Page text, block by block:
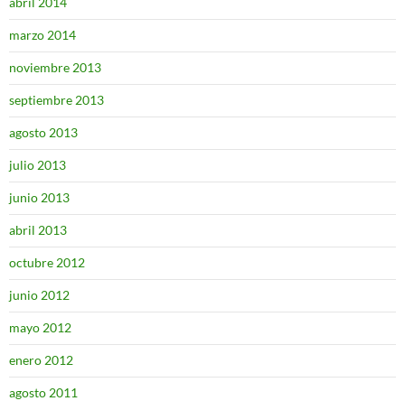
marzo 2014
noviembre 2013
septiembre 2013
agosto 2013
julio 2013
junio 2013
abril 2013
octubre 2012
junio 2012
mayo 2012
enero 2012
agosto 2011